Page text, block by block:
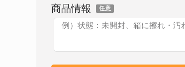
商品情報 任意